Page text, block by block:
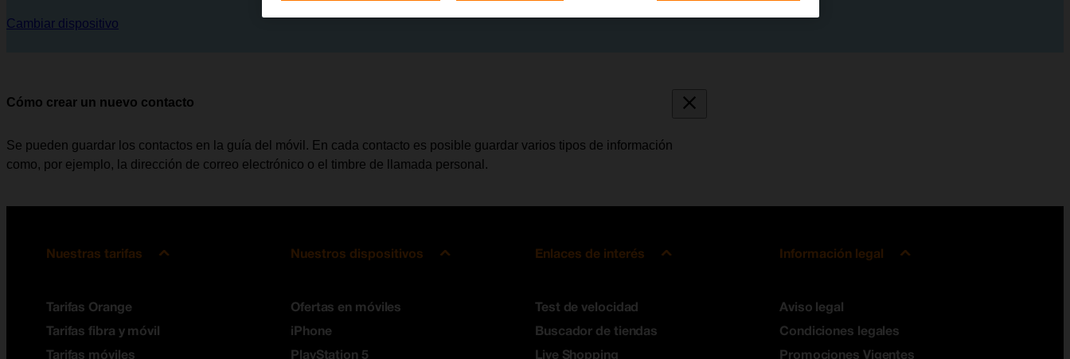
Cambiar dispositivo
Cómo crear un nuevo contacto
Se pueden guardar los contactos en la guía del móvil. En cada contacto es posible guardar varios tipos de información
como, por ejemplo, la dirección de correo electrónico o el timbre de llamada personal.
Nuestras tarifas
Tarifas Orange
Tarifas fibra y móvil
Tarifas móviles
Nuestros dispositivos
Ofertas en móviles
iPhone
PlayStation 5
Enlaces de interés
Test de velocidad
Buscador de tiendas
Live Shopping
Información legal
Aviso legal
Condiciones legales
Promociones Vigentes